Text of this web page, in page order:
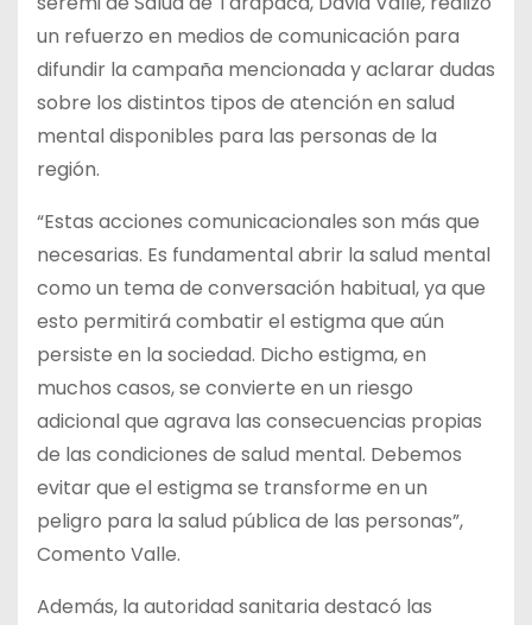
un refuerzo en medios de comunicación para
difundir la campaña mencionada y aclarar dudas
sobre los distintos tipos de atención en salud
mental disponibles para las personas de la
región.
“Estas acciones comunicacionales son más que
necesarias. Es fundamental abrir la salud mental
como un tema de conversación habitual, ya que
esto permitirá combatir el estigma que aún
persiste en la sociedad. Dicho estigma, en
muchos casos, se convierte en un riesgo
adicional que agrava las consecuencias propias
de las condiciones de salud mental. Debemos
evitar que el estigma se transforme en un
peligro para la salud pública de las personas”,
Comento Valle.
Además, la autoridad sanitaria destacó las